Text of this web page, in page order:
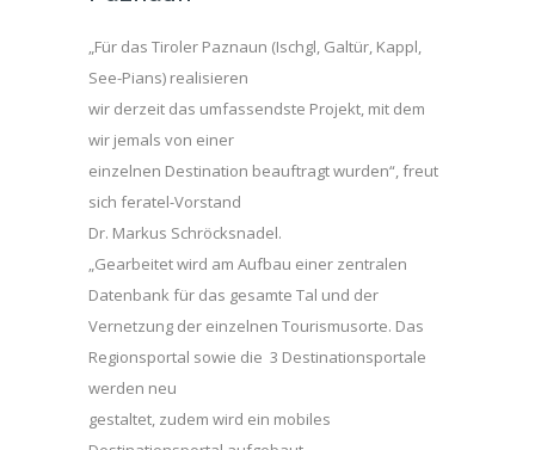
„Für das Tiroler Paznaun (Ischgl, Galtür, Kappl,
See-Pians) realisieren
wir derzeit das umfassendste Projekt, mit dem
wir jemals von einer
einzelnen Destination beauftragt wurden“, freut
sich feratel-Vorstand
Dr. Markus Schröcksnadel.
„Gearbeitet wird am Aufbau einer zentralen
Datenbank für das gesamte Tal und der
Vernetzung der einzelnen Tourismusorte. Das
Regionsportal sowie die 3 Destinationsportale
werden neu
gestaltet, zudem wird ein mobiles